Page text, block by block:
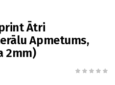
Ātri
Apmetums,
2mm)